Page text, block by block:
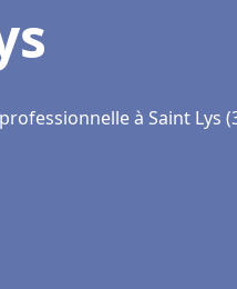
à Saint Lys